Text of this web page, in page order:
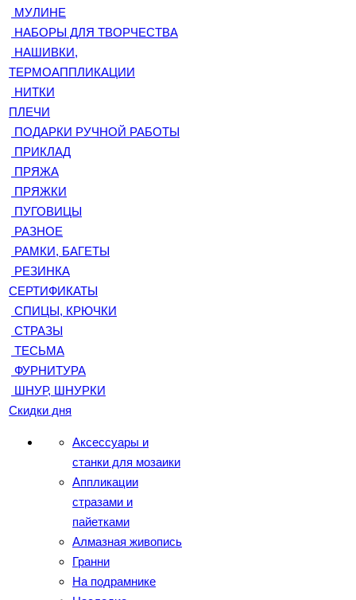
МУЛИНЕ
НАБОРЫ ДЛЯ ТВОРЧЕСТВА
НАШИВКИ,
ТЕРМОАППЛИКАЦИИ
НИТКИ
ПЛЕЧИ
ПОДАРКИ РУЧНОЙ РАБОТЫ
ПРИКЛАД
ПРЯЖА
ПРЯЖКИ
ПУГОВИЦЫ
РАЗНОЕ
РАМКИ, БАГЕТЫ
РЕЗИНКА
СЕРТИФИКАТЫ
СПИЦЫ, КРЮЧКИ
СТРАЗЫ
ТЕСЬМА
ФУРНИТУРА
ШНУР, ШНУРКИ
Скидки дня
Аксессуары и
станки для мозаики
Аппликации
стразами и
пайетками
Алмазная живопись
Гранни
На подрамнике